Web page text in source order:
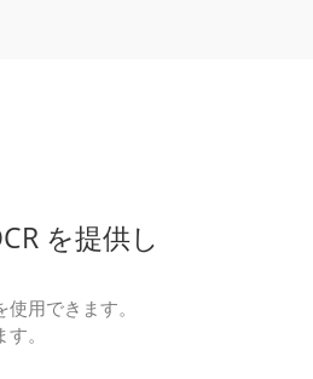
を提供し
用できます。
。